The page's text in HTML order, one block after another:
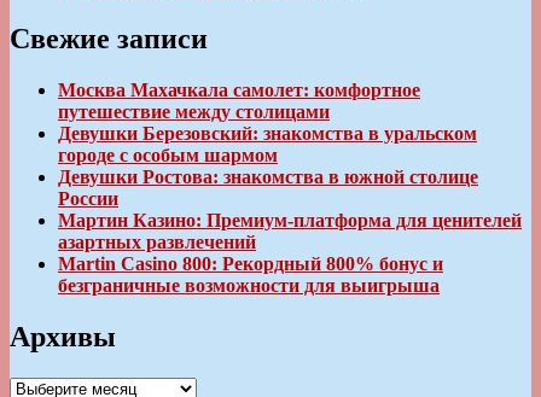
Свежие записи
Москва Махачкала самолет: комфортное
путешествие между столицами
Девушки Березовский: знакомства в уральском
городе с особым шармом
Девушки Ростова: знакомства в южной столице
России
Мартин Казино: Премиум-платформа для ценителей
азартных развлечений
Martin Casino 800: Рекордный 800% бонус и
безграничные возможности для выигрыша
Архивы
Архивы